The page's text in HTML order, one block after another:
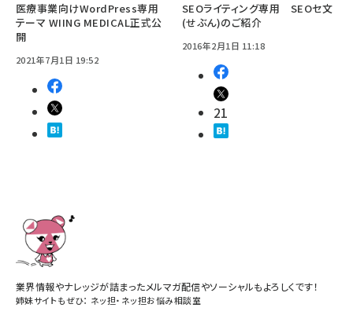
医療事業向けWordPress専用
テーマ WIING MEDICAL正式公
開
2021年7月1日 19:52
SEOライティング専用 SEOセ文
(せぶん)のご紹介
2016年2月1日 11:18
21
業界情報やナレッジが詰まったメルマガ配信やソーシャルもよろしくです！
姉妹サイトもぜひ： ネッ担・ ネッ担お悩み相談室